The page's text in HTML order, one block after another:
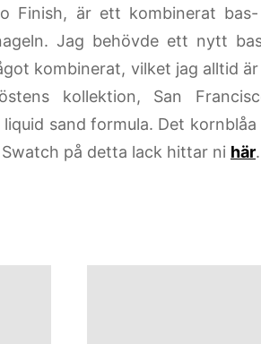
Finish, är ett kombinerat
Jag behövde ett nytt
kombinerat, vilket jag alltid
kollektion, San
sand formula. Det
på detta lack hittar ni här.